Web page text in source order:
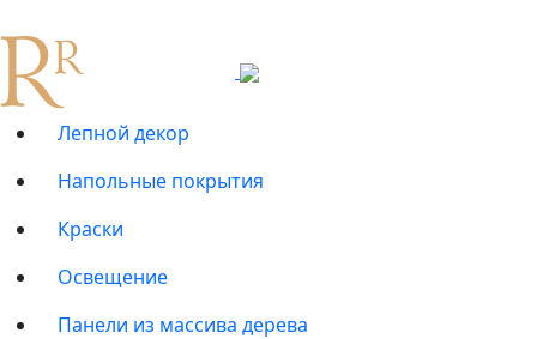
Лепной декор
Напольные покрытия
Краски
Освещение
Панели из массива дерева